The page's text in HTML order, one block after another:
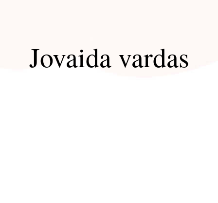
Jovaida vardas